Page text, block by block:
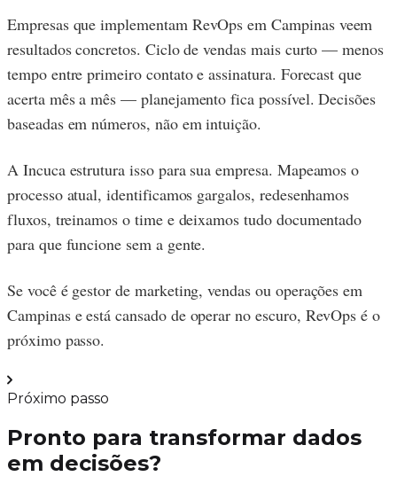
Empresas que implementam RevOps em Campinas veem
resultados concretos. Ciclo de vendas mais curto — menos
tempo entre primeiro contato e assinatura. Forecast que
acerta mês a mês — planejamento fica possível. Decisões
baseadas em números, não em intuição.
A Incuca estrutura isso para sua empresa. Mapeamos o
processo atual, identificamos gargalos, redesenhamos
fluxos, treinamos o time e deixamos tudo documentado
para que funcione sem a gente.
Se você é gestor de marketing, vendas ou operações em
Campinas e está cansado de operar no escuro, RevOps é o
próximo passo.
Próximo passo
Pronto para transformar dados
em decisões?